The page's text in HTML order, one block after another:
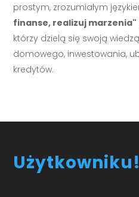
prostym, zrozumiałym
finanse, realizuj marzenia"
którzy dzielą się swoją
domowego, inwestowania,
kredytów.
Użytkowniku!